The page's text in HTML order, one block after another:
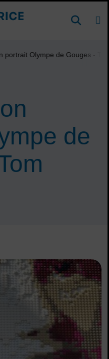
DE
de
portrait Olympe de Gouges -